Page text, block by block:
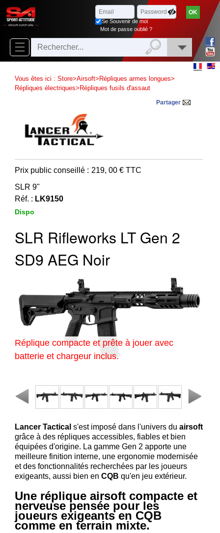
Parcourir
Nouveautés
Packs
‣
Paintball‣
Air
Comprimé
Outdoor
Défense
Accueil
Téléchargements
C.G.V.
Contact
Mon
Consulter
mes
listes de
favoris
Consulter
mon
panier
à
nouveau
Modifiez
xFermer
Se Souvenir de moi
Mot de passe oublié ?
Vous êtes ici : Store>Airsoft> Répliques armes longues>
Répliques électriques> Répliques fusils d'assaut
Partager
Prix public conseillé : 219, 00 € TTC
SLR 9"
Réf. : LK9150
Dispo
SLR Rifleworks LT Gen 2
SD9 AEG Noir
Réplique compacte et prête à jouer avec
batterie et chargeur inclus.
Lancer Tactical s'est imposé dans l'univers du airsoft
grâce à des répliques accessibles, fiables et bien
équipées d'origine. La gamme Gen 2 apporte une
meilleure finition interne, une ergonomie modernisée
et des fonctionnalités recherchées par les joueurs
exigeants, aussi bien en CQB qu'en jeu extérieur.
Une réplique airsoft compacte et
nerveuse pensée pour les
joueurs exigeants en CQB
comme en terrain mixte.